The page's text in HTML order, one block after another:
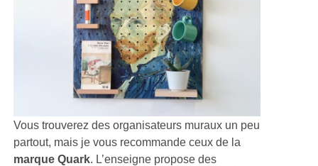
Vous trouverez des organisateurs muraux un peu
partout, mais je vous recommande ceux de la
marque Quark. L’enseigne propose des